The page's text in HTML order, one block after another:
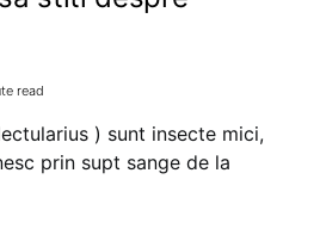
read
) sunt insecte mici,
prin supt sange de la